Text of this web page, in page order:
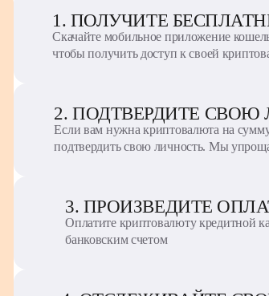
1. ПОЛУЧИТЕ
Скачайте мобильное приложение
чтобы получить доступ к своей
2. ПОДТВЕРДИТЕ СВОЮ
Если вам нужна криптовалюта на
подтвердить свою личность. Мы
3. ПРОИЗВЕДИТЕ
Оплатите криптовалюту кредитной
банковским счетом